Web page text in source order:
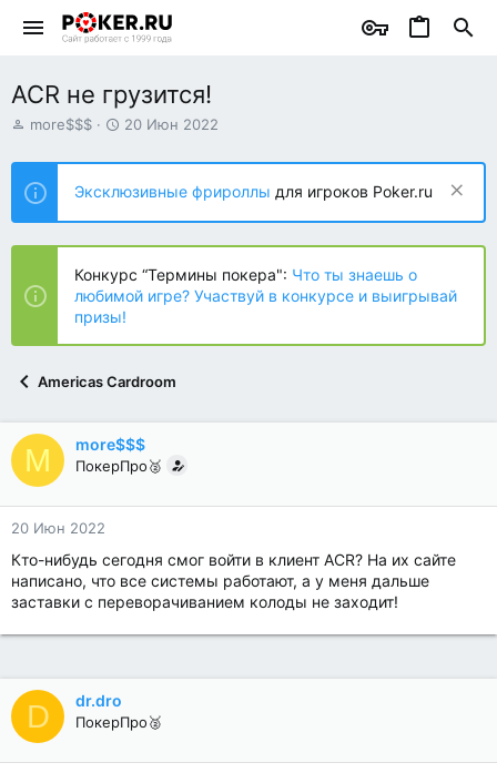
ACR не грузится!
А
т
о
р
т
е
ы
more$$$
Д
т
н
а
ч
л
а
20 Июн 2022
Эксклюзивные фрироллы для игроков Poker.ru
Конкурс “Термины покера": Что ты знаешь о
любимой игре? Участвуй в конкурсе и выигрывай
призы!
Americas Cardroom
M more$$$
ПокерПро🥈
20 Июн 2022
Кто-нибудь сегодня смог войти в клиент ACR? На их сайте
написано, что все системы работают, а у меня дальше
заставки с переворачиванием колоды не заходит!
D dr.dro
ПокерПро🥈